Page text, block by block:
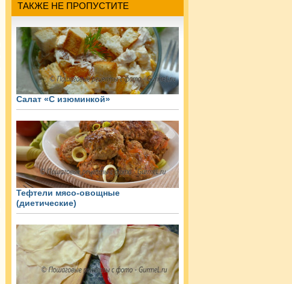
ТАКЖЕ НЕ ПРОПУСТИТЕ
Салат «С изюминкой»
Тефтели мясо-овощные
(диетические)